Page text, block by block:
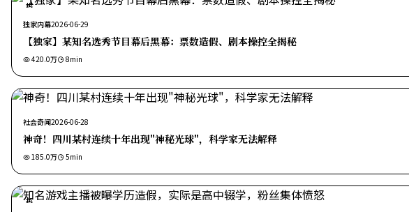
热
独家内幕2026-06-29
【独家】某知名选秀节目幕后黑幕：票数造假、剧本操控全揭秘
420.0万 8min
社会奇闻2026-06-28
神奇！四川某村连续十年出现"神秘光球"，科学家无法解释
185.0万 5min
热